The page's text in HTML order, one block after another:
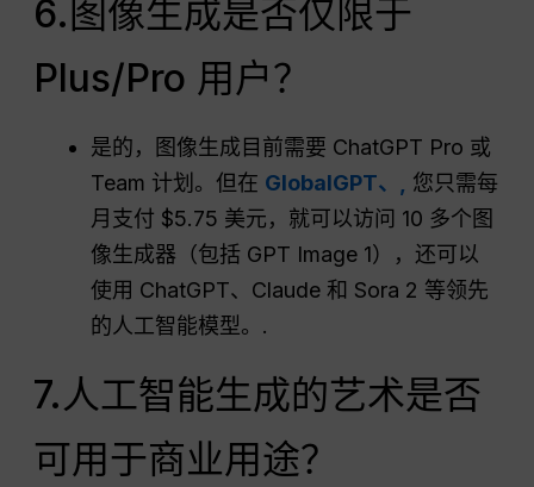
6.图像生成是否仅限于
Plus/Pro 用户？
是的，图像生成目前需要 ChatGPT Pro 或
Team 计划。但在 GlobalGPT、,
您只需每
月支付 $5.75 美元，就可以访问 10 多个图
像生成器（包括 GPT Image 1），还可以
使用 ChatGPT、Claude 和 Sora 2 等领先
的人工智能模型。.
7.人工智能生成的艺术是否
可用于商业用途？